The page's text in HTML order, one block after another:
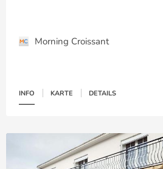
Morning Croissant
INFO KARTE DETAILS